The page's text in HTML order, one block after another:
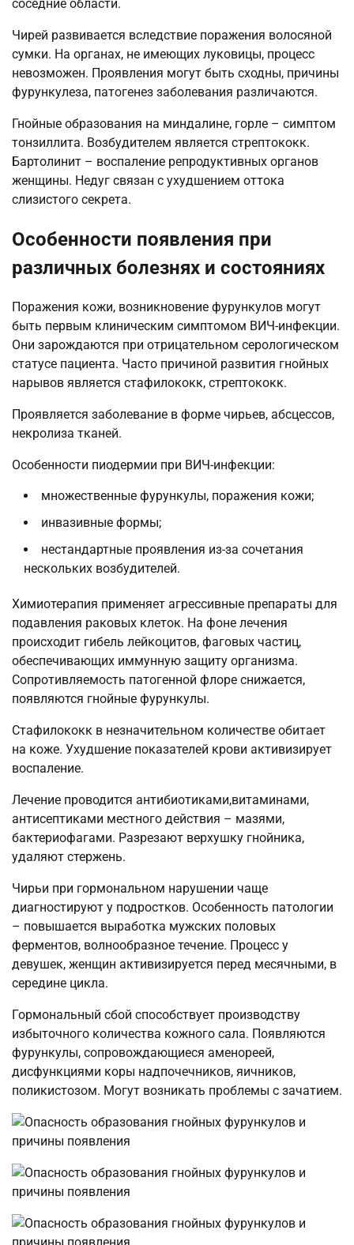
соседние области.
Чирей развивается вследствие поражения волосяной
сумки. На органах, не имеющих луковицы, процесс
невозможен. Проявления могут быть сходны, причины
фурункулеза, патогенез заболевания различаются.
Гнойные образования на миндалине, горле – симптом
тонзиллита. Возбудителем является стрептококк.
Бартолинит – воспаление репродуктивных органов
женщины. Недуг связан с ухудшением оттока
слизистого секрета.
Особенности появления при
различных болезнях и состояниях
Поражения кожи, возникновение фурункулов могут
быть первым клиническим симптомом ВИЧ-инфекции.
Они зарождаются при отрицательном серологическом
статусе пациента. Часто причиной развития гнойных
нарывов является стафилококк, стрептококк.
Проявляется заболевание в форме чирьев, абсцессов,
некролиза тканей.
Особенности пиодермии при ВИЧ-инфекции:
множественные фурункулы, поражения кожи;
инвазивные формы;
нестандартные проявления из-за сочетания
нескольких возбудителей.
Химиотерапия применяет агрессивные препараты для
подавления раковых клеток. На фоне лечения
происходит гибель лейкоцитов, фаговых частиц,
обеспечивающих иммунную защиту организма.
Сопротивляемость патогенной флоре снижается,
появляются гнойные фурункулы.
Стафилококк в незначительном количестве обитает
на коже. Ухудшение показателей крови активизирует
воспаление.
Лечение проводится антибиотиками,витаминами,
антисептиками местного действия – мазями,
бактериофагами. Разрезают верхушку гнойника,
удаляют стержень.
Чирьи при гормональном нарушении чаще
диагностируют у подростков. Особенность патологии
– повышается выработка мужских половых
ферментов, волнообразное течение. Процесс у
девушек, женщин активизируется перед месячными, в
середине цикла.
Гормональный сбой способствует производству
избыточного количества кожного сала. Появляются
фурункулы, сопровождающиеся аменореей,
дисфункциями коры надпочечников, яичников,
поликистозом. Могут возникать проблемы с зачатием.